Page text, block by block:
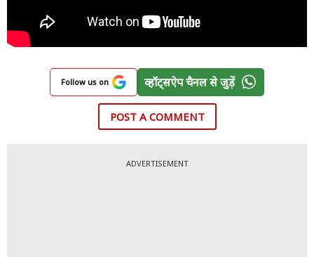
Follow us on व्हॉट्सऐप चैनल से जुड़ें
POST A COMMENT
ADVERTISEMENT